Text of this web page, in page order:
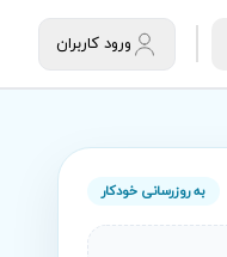
ورود کاربران
به روزرسانی خودکار